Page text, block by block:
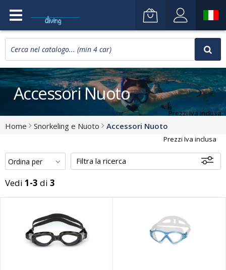
Accessori Nuoto
Prezzi Iva inclusa
Home Snorkeling e Nuoto Accessori Nuoto
Prezzi Iva inclusa
Filtra la ricerca
Vedi 1-3 di 3